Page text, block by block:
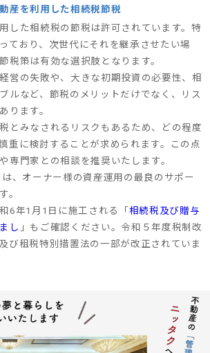
産を利用した相続税節税
した相続税の節税は許可されています。特
ており、次世代にそれを継承させたい場
税策は有効な選択肢となります。
営の失敗や、大きな初期投資の必要性、相
ルなど、節税のメリットだけでなく、リス
ります。
とみなされるリスクもあるため、どの程度
重に検討することが求められます。この点
専門家との相談を推奨いたします。
、オーナー様の資産運用の最良のサポー
。
6年1月1日に施工される「相続税及び贈与
し 」もご確認ください。令和５年度税制改
び租税特別措置法の一部が改正されていま